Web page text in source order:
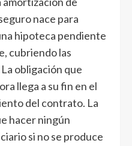
nace para
hipoteca pendiente
cubriendo las
obligación que
llega a su fin en el
del contrato. La
hacer ningún
si no se produce